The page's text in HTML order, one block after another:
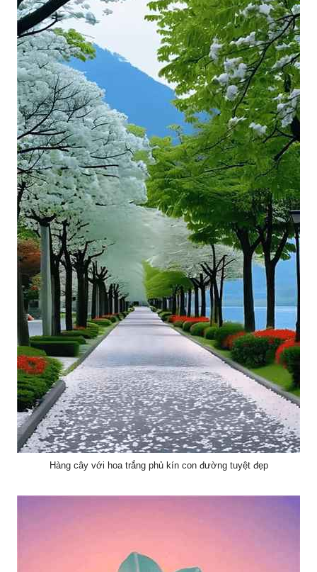
Hàng cây với hoa trắng phủ kín con đường tuyệt đẹp